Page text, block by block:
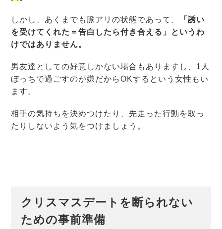
しかし、あくまでも脈アリの状態であって、
「誘い
を受けてくれた＝告白したら付き合える」というわ
けではありません。
男友達としての好意しかない場合もありますし、1人
ぼっちで過ごすのが嫌だからOKするという女性もい
ます。
相手の気持ちを決めつけたり、先走った行動を取っ
たりしないよう気をつけましょう。
クリスマスデートを断られない
ための事前準備